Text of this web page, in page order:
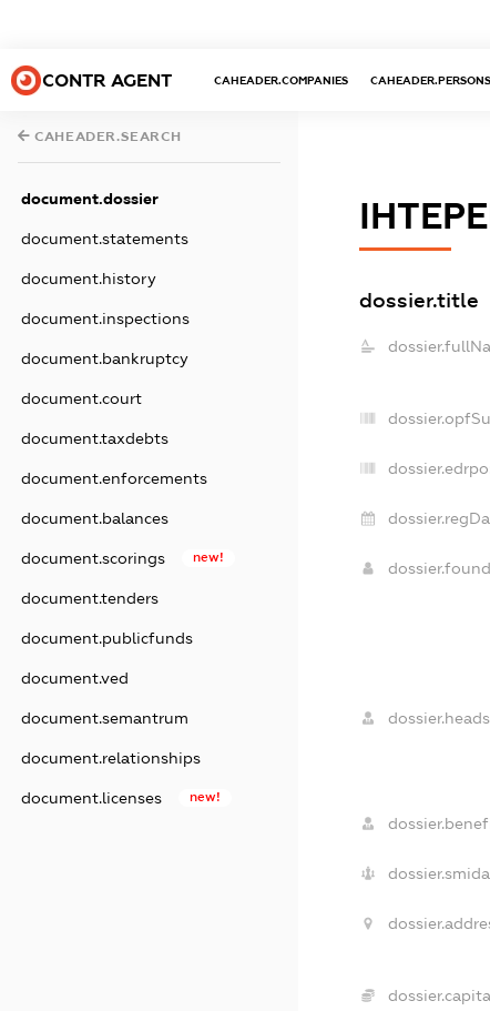
CONTR AGENT CAHEADER.COMPANIES CAHEADER.PERSONS
CAHEADER.SEARCH
document.dossier
document.statements
document.history
document.inspections
document.bankruptcy
document.court
document.taxdebts
document.enforcements
document.balances
document.scorings new!
document.tenders
document.publicfunds
document.ved
document.semantrum
document.relationships
document.licenses new!
dossier.title